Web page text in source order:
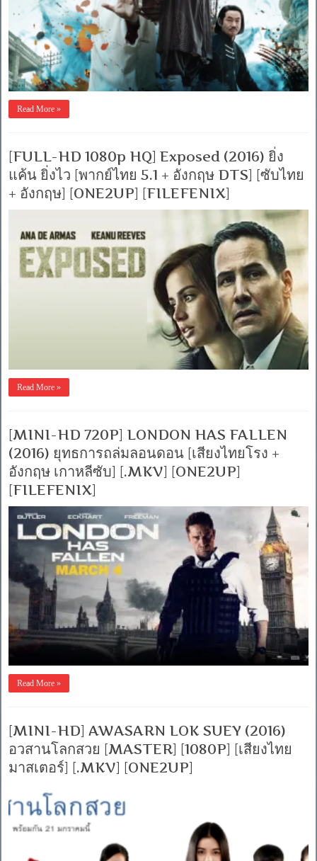
Read More »
[FULL-HD 1080p HQ] Exposed (2016) ยิ่ง
แค้น ยิ่งไว [พากย์ไทย 5.1 + อังกฤษ DTS] [ซับไทย
+ อังกฤษ] [ONE2UP] [FILEFENIX]
Read More »
[MINI-HD 720P] LONDON HAS FALLEN
(2016) ยุทธการถล่มลอนดอน [เสียงไทยโรง +
อังกฤษ เกาหลีซับ] [.MKV] [ONE2UP]
[FILEFENIX]
Read More »
[MINI-HD] AWASARN LOK SUEY (2016)
อวสานโลกสวย [MASTER] [1080P] [เสียงไทย
มาสเตอร์] [.MKV] [ONE2UP]